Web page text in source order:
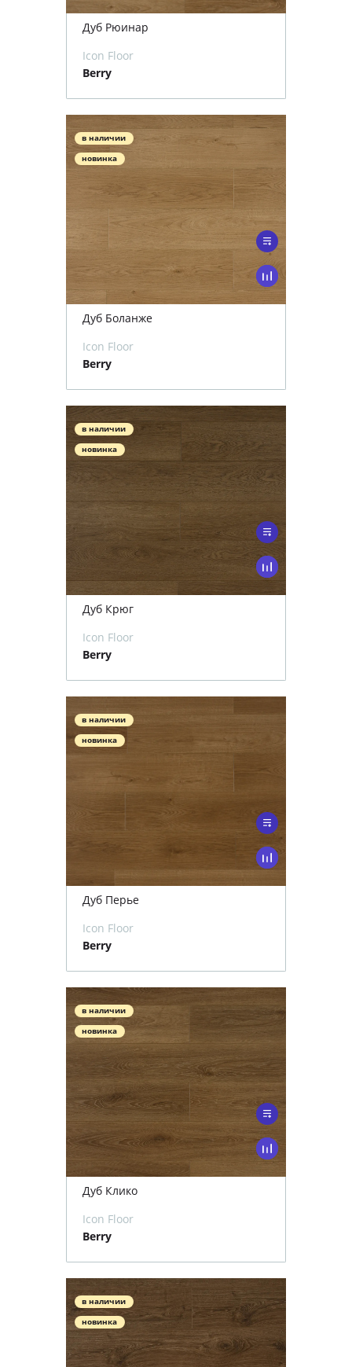
Дуб Рюинар
Icon Floor
Berry
в наличии
новинка
Дуб Боланже
Icon Floor
Berry
в наличии
новинка
Дуб Крюг
Icon Floor
Berry
в наличии
новинка
Дуб Перье
Icon Floor
Berry
в наличии
новинка
Дуб Клико
Icon Floor
Berry
в наличии
новинка